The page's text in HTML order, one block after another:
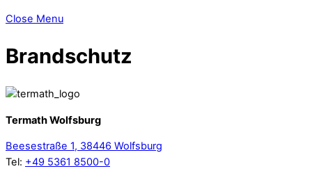
Close Menu
Brandschutz
Termath Wolfsburg
Beesestraße 1, 38446 Wolfsburg
Tel: +49 5361 8500-0